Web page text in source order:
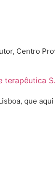
Centro
terapêutica
que